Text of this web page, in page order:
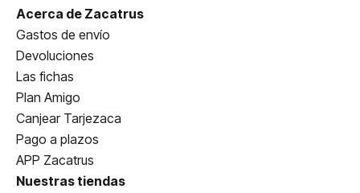
Acerca de Zacatrus
Gastos de envío
Devoluciones
Las fichas
Plan Amigo
Canjear Tarjezaca
Pago a plazos
APP Zacatrus
Nuestras tiendas